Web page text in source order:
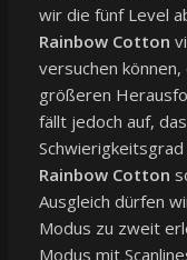
wir die fünf Level
Rainbow Cotton
versuchen
größeren
fällt jedoch auf,
Rainbow Cotton
Ausgleich dürfen
Modus zu zweit
Modus mit